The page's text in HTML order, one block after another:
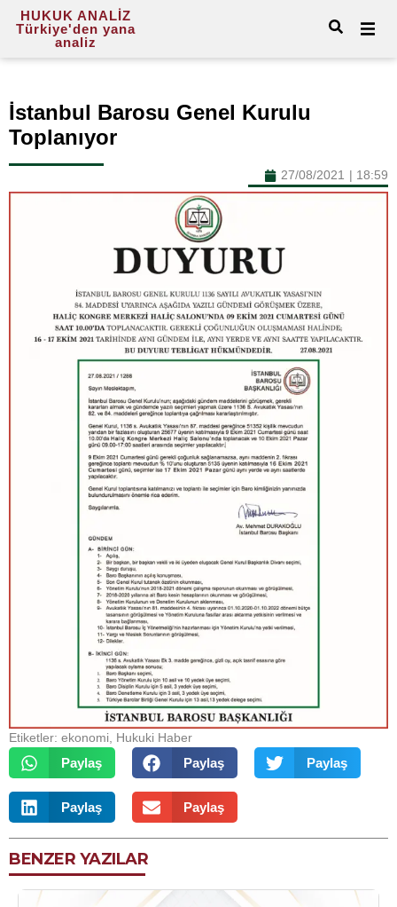
HUKUK ANALİZ
Türkiye'den yana
analiz
İstanbul Barosu Genel Kurulu
Toplanıyor
27/08/2021 | 18:59
Etiketler: ekonomi Hukuki Haber
Paylaş Paylaş Paylaş
Paylaş Paylaş
BENZER YAZILAR